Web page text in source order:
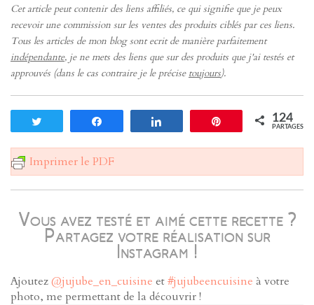
Cet article peut contenir des liens affiliés, ce qui signifie que je peux
recevoir une commission sur les ventes des produits ciblés par ces liens.
Tous les articles de mon blog sont ecrit de manière parfaitement
indépendante, je ne mets des liens que sur des produits que j'ai testés et
approuvés (dans le cas contraire je le précise toujours).
Enregistrer124
PARTAGES
Imprimer le PDF
Vous avez testé et aimé cette recette ?
Partagez votre réalisation sur
Instagram !
Ajoutez@jujube_en_cuisine et#jujubeencuisine à votre
photo, me permettant de la découvrir !